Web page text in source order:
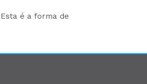
é a forma de